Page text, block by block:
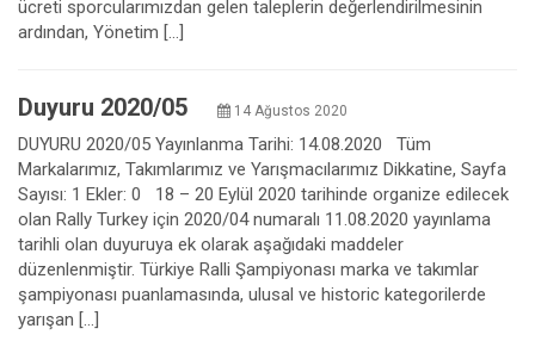
ücreti sporcularımızdan gelen taleplerin değerlendirilmesinin
ardından, Yönetim […]
Duyuru 2020/05 14 Ağustos 2020
DUYURU 2020/05 Yayınlanma Tarihi: 14.08.2020 Tüm
Markalarımız, Takımlarımız ve Yarışmacılarımız Dikkatine, Sayfa
Sayısı: 1 Ekler: 0 18 – 20 Eylül 2020 tarihinde organize edilecek
olan Rally Turkey için 2020/04 numaralı 11.08.2020 yayınlama
tarihli olan duyuruya ek olarak aşağıdaki maddeler
düzenlenmiştir. Türkiye Ralli Şampiyonası marka ve takımlar
şampiyonası puanlamasında, ulusal ve historic kategorilerde
yarışan […]